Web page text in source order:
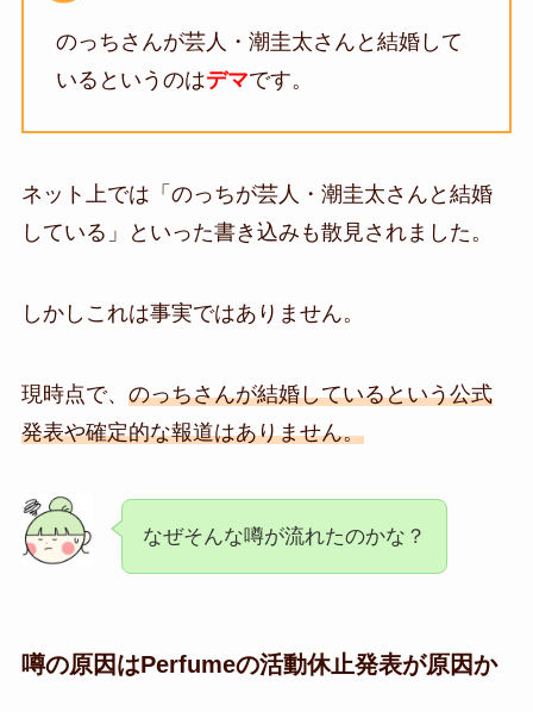
のっちさんが芸人・潮圭太さんと結婚して
いるというのはデマです。
ネット上では「のっちが芸人・潮圭太さんと結婚
している」といった書き込みも散見されました。
しかしこれは事実ではありません。
現時点で、 のっちさんが結婚しているという公式
発表や確定的な報道はありません。
なぜそんな噂が流れたのかな？
噂の原因はPerfumeの活動休止発表が原因か